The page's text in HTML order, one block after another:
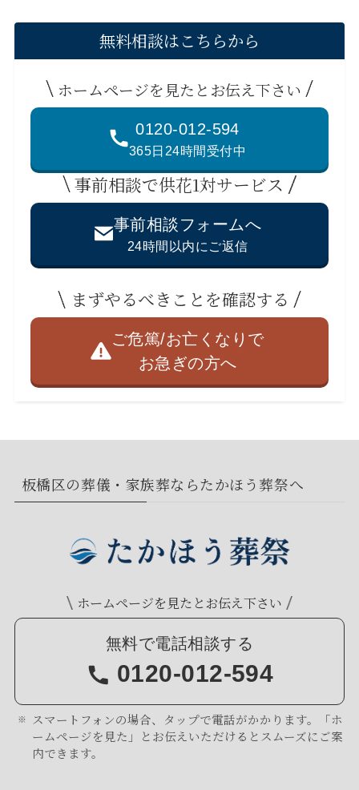
無料相談はこちらから
ホームページを見たとお伝え下さい
0120-012-594
365日24時間受付中
事前相談で供花1対サービス
事前相談フォームへ
24時間以内にご返信
まずやるべきことを確認する
ご危篤/お亡くなりで
お急ぎの方へ
板橋区の葬儀・家族葬ならたかほう葬祭へ
ホームページを見たとお伝え下さい
無料で電話相談する
0120-012-594
スマートフォンの場合、タップで電話がかかります。「ホ
ームページを見た」とお伝えいただけるとスムーズにご案
内できます。